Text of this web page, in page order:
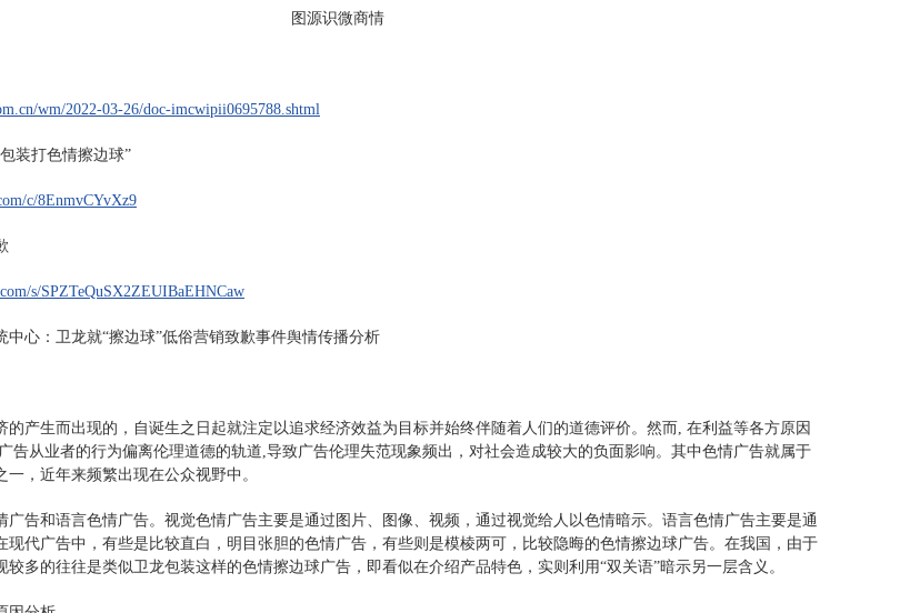
图源识微商情
wm/2022-03-26/doc-imcwipii0695788.shtml
装打色情擦边球”
c/8EnmvCYvXz9
s/SPZTeQuSX2ZEUIBaEHNCaw
中心：卫龙就“擦边球”低俗营销致歉事件舆情传播分析
的产生而出现的，自诞生之日起就注定以追求经济效益为目标并始终伴随着人们的道德评价。然而, 在利益等各方原因
告从业者的行为偏离伦理道德的轨道,导致广告伦理失范现象频出，对社会造成较大的负面影响。其中色情广告就属于
，近年来频繁出现在公众视野中。
广告和语言色情广告。视觉色情广告主要是通过图片、图像、视频，通过视觉给人以色情暗示。语言色情广告主要是通
现代广告中，有些是比较直白，明目张胆的色情广告，有些则是模棱两可，比较隐晦的色情擦边球广告。在我国，由于
多的往往是类似卫龙包装这样的色情擦边球广告，即看似在介绍产品特色，实则利用“双关语”暗示另一层含义。